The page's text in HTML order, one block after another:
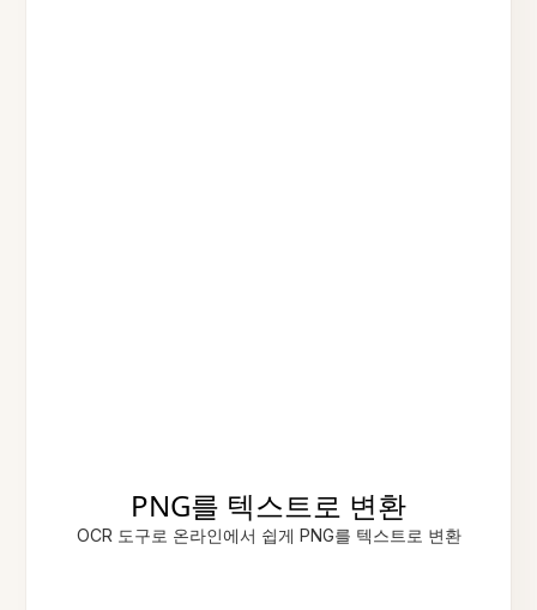
PNG를 텍스트로 변환
OCR 도구로 온라인에서 쉽게 PNG를 텍스트로 변환